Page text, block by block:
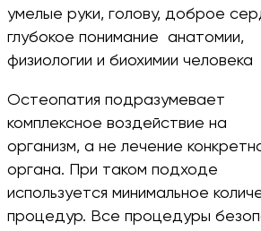
умелые руки, голову, доброе
глубокое понимание анатомии,
физиологии и биохимии человека
Остеопатия подразумевает
комплексное воздействие на
организм, а не лечение
органа. При таком подходе
используется минимальное
процедур. Все процедуры